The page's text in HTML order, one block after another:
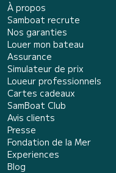
À propos
Samboat recrute
Nos garanties
Louer mon bateau
Assurance
Simulateur de prix
Loueur professionnels
Cartes cadeaux
SamBoat Club
Avis clients
Presse
Fondation de la Mer
Experiences
Blog